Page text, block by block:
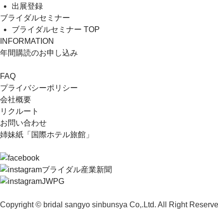
出展登録
ブライダルセミナー
ブライダルセミナー TOP
INFORMATION
年間購読のお申し込み
FAQ
プライバシーポリシー
会社概要
リクルート
お問い合わせ
姉妹紙「国際ホテル旅館」
ブライダル産業新聞
JWPG
Copyright © bridal sangyo sinbunsya Co,.Ltd. All Right